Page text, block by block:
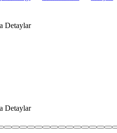
Detaylar
Detaylar